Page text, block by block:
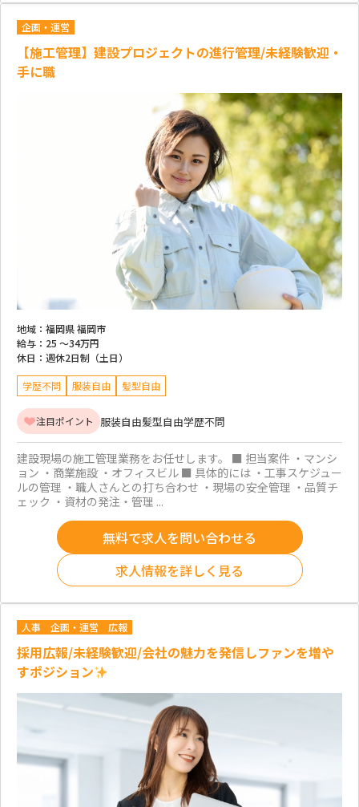
企画・運営
【施工管理】建設プロジェクトの進行管理/未経験歓迎・
手に職
地域： 福岡県 福岡市
給与： 25 ～34万円
休日： 週休2日制（土日）
学歴不問 服装自由 髪型自由
注目ポイント 服装自由髪型自由学歴不問
建設現場の施工管理業務をお任せします。 ■ 担当案件 ・マンシ
ョン ・商業施設 ・オフィスビル ■ 具体的には ・工事スケジュー
ルの管理 ・職人さんとの打ち合わせ ・現場の安全管理 ・品質チ
ェック ・資材の発注・管理 ...
無料で求人を問い合わせる
求人情報を詳しく見る
人事 企画・運営 広報
採用広報/未経験歓迎/会社の魅力を発信しファンを増や
すポジション